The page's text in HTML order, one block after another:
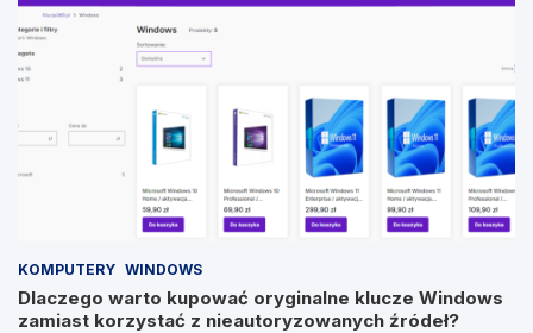
KOMPUTERY WINDOWS
Dlaczego warto kupować oryginalne klucze Windows
zamiast korzystać z nieautoryzowanych źródeł?